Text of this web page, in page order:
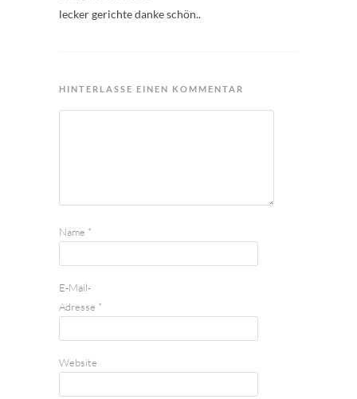
lecker gerichte danke schön..
HINTERLASSE EINEN KOMMENTAR
Name *
E-Mail-
Adresse *
Website